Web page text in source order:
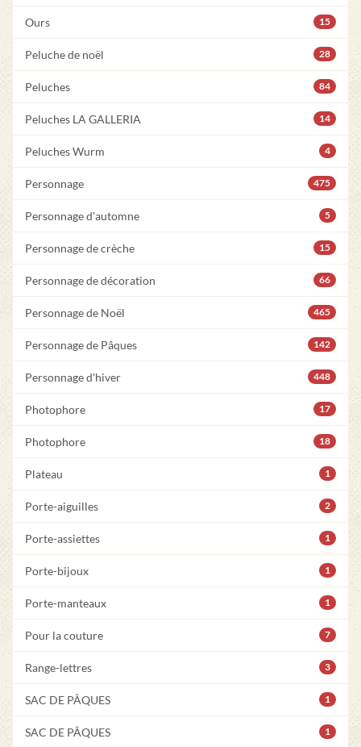
Ours 15
Peluche de noël 28
Peluches 84
Peluches LA GALLERIA 14
Peluches Wurm 4
Personnage 475
Personnage d'automne 5
Personnage de crèche 15
Personnage de décoration 66
Personnage de Noël 465
Personnage de Pâques 142
Personnage d'hiver 448
Photophore 17
Photophore 18
Plateau 1
Porte-aiguilles 2
Porte-assiettes 1
Porte-bijoux 1
Porte-manteaux 1
Pour la couture 7
Range-lettres 3
SAC DE PÂQUES 1
SAC DE PÂQUES 1